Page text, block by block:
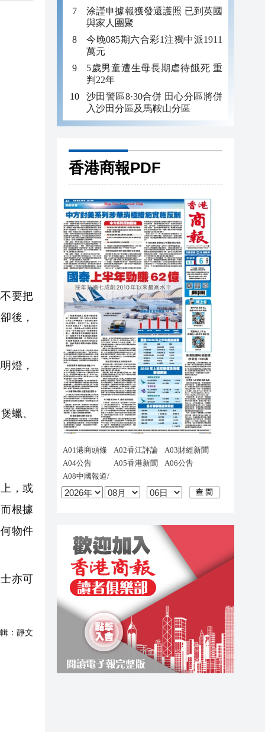
要把
後，
燈，
蠟、
，或
根據
物件
亦可
： 靜文
涂謹申據報獲發還護照 已到英國
與家人團聚
今晚085期六合彩1注獨中派1911
萬元
5歲男童遭生母長期虐待餓死 重
判22年
沙田警區8·30合併 田心分區將併
入沙田分區及馬鞍山分區
香港商報PDF